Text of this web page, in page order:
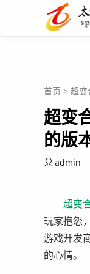
首页 > 超变
超变
的版
admin
超变
玩家抱怨
游戏开发
的心情。